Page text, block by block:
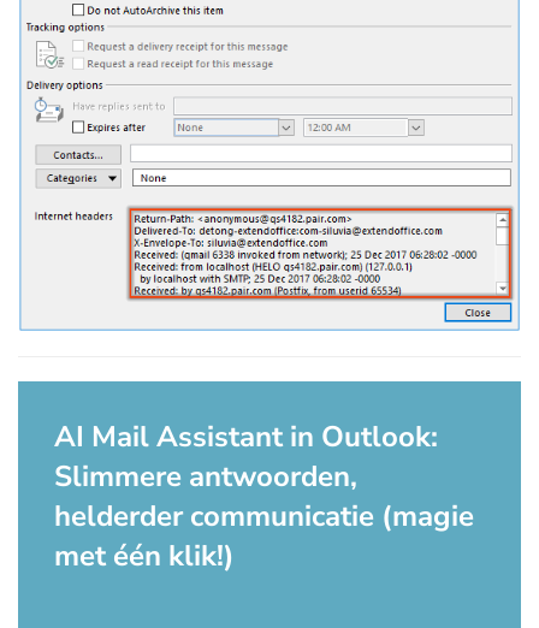
AI Mail Assistant in Outlook:
Slimmere antwoorden,
helderder communicatie (magie
met één klik!)